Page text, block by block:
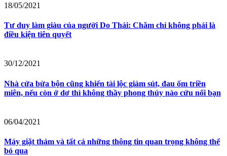
18/05/2021
Tư duy làm giàu của người Do Thái: Chăm chỉ không phải là
điều kiện tiên quyết
30/12/2021
Nhà cửa bừa bộn cũng khiến tài lộc giảm sút, đau ốm triền
miên, nếu còn ở dơ thì không thầy phong thủy nào cứu nổi bạn
06/04/2021
Máy giặt thảm và tất cả những thông tin quan trọng không thể
bỏ qua